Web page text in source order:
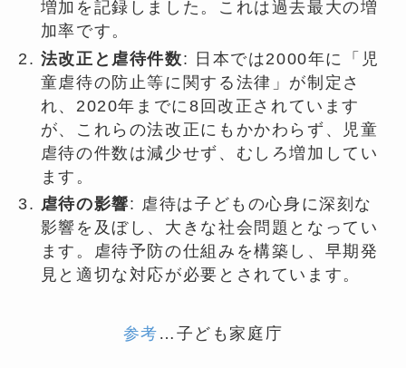
増加を記録しました。これは過去最大の増
加率です。
法改正と虐待件数: 日本では2000年に「児
童虐待の防止等に関する法律」が制定さ
れ、2020年までに8回改正されています
が、これらの法改正にもかかわらず、児童
虐待の件数は減少せず、むしろ増加してい
ます。
虐待の影響: 虐待は子どもの心身に深刻な
影響を及ぼし、大きな社会問題となってい
ます。虐待予防の仕組みを構築し、早期発
見と適切な対応が必要とされています。
参考 …子ども家庭庁